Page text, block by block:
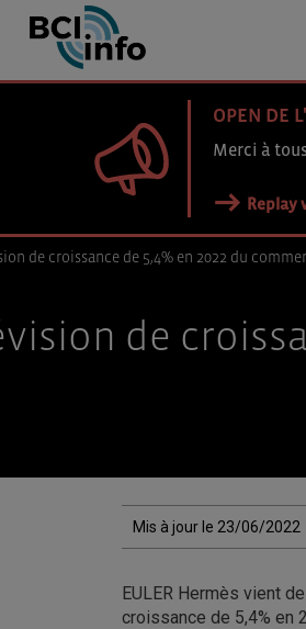
OPEN DE
Merci à
Replay
de croissance de 5,4% en 2022 du
de
Mis à jour le 23/06/2022
EULER Hermès vient
croissance de 5,4% en